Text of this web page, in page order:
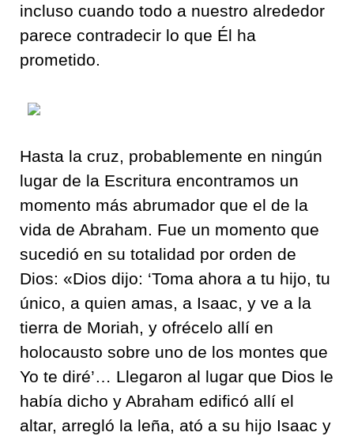
incluso cuando todo a nuestro alrededor
parece contradecir lo que Él ha
prometido.
Hasta la cruz, probablemente en ningún
lugar de la Escritura encontramos un
momento más abrumador que el de la
vida de Abraham. Fue un momento que
sucedió en su totalidad por orden de
Dios: «Dios dijo: ‘Toma ahora a tu hijo, tu
único, a quien amas, a Isaac, y ve a la
tierra de Moriah, y ofrécelo allí en
holocausto sobre uno de los montes que
Yo te diré’… Llegaron al lugar que Dios le
había dicho y Abraham edificó allí el
altar, arregló la leña, ató a su hijo Isaac y